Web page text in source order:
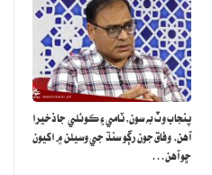
پنجاب وٽ به سون، ٽامي ۽ ڪوئلي جا ذخيرا
آهن، وفاق جون رڳو سنڌ جي وسيلن ۾ اکيون
ڇو آهن…